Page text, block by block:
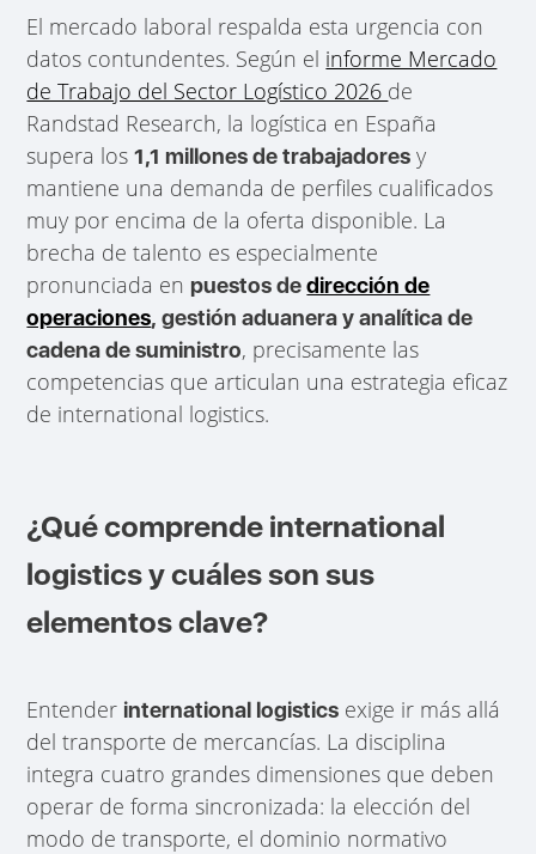
El mercado laboral respalda esta urgencia con
datos contundentes. Según el informe Mercado
de Trabajo del Sector Logístico 2026 de
Randstad Research, la logística en España
supera los1,1 millones de trabajadores y
mantiene una demanda de perfiles cualificados
muy por encima de la oferta disponible. La
brecha de talento es especialmente
pronunciada enpuestos dedirección de
operaciones, gestión aduanera y analítica de
cadena de suministro, precisamente las
competencias que articulan una estrategia eficaz
de international logistics.
¿Qué comprende international
logistics y cuáles son sus
elementos clave?
Entender international logistics exige ir más allá
del transporte de mercancías. La disciplina
integra cuatro grandes dimensiones que deben
operar de forma sincronizada: la elección del
modo de transporte, el dominio normativo